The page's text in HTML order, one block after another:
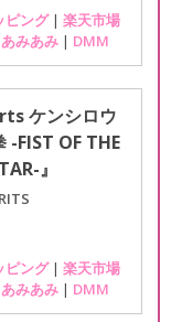
ピング| 楽天市場
あみあみ | DMM
ケンシロウ
-FIST OF THE
』
ピング| 楽天市場
あみあみ | DMM